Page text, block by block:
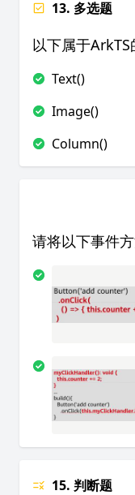
13. 多选题
以下属于ArkTS
Text()
Image()
Column()
请将以下事件
15. 判断题